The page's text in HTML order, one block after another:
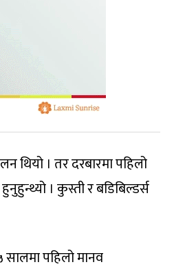
थियो । तर दरबारमा पहिलो
। कुस्ती र बडिबिल्डर्स
सालमा पहिलो मानव